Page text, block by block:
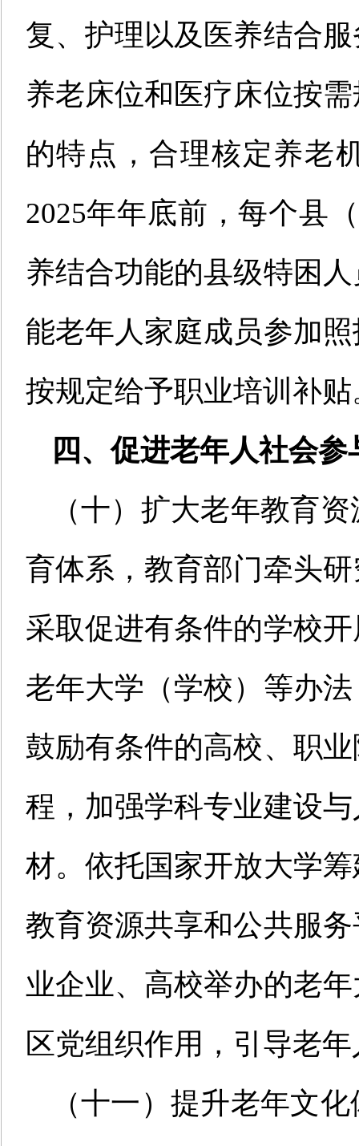
复、护理以及医养结合
养老床位和医疗床位按
的特点，合理核定养老
2025年年底前，每个县
养结合功能的县级特困
能老年人家庭成员参加
按规定给予职业培训补
四、促进老年人社会参
（十）扩大老年教育
育体系，教育部门牵头
采取促进有条件的学校
老年大学（学校）等办
鼓励有条件的高校、职
程，加强学科专业建设
材。依托国家开放大学
教育资源共享和公共服
业企业、高校举办的老
区党组织作用，引导老
（十一）提升老年文